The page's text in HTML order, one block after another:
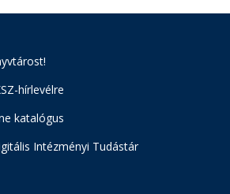
hírlevélre
katalógus
Intézményi Tudástár